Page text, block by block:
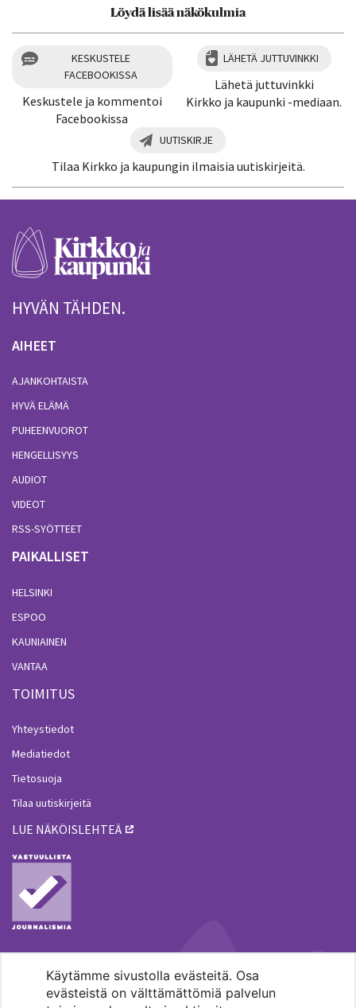
Käytämme sivustolla evästeitä. Osa
evästeistä on välttämättömiä palvelun
Löydä lisää näkökulmia
KESKUSTELE
FACEBOOKISSA
Keskustele ja kommentoi
Facebookissa
LÄHETÄ JUTTUVINKKI
Lähetä juttuvinkki
Kirkko ja kaupunki -mediaan.
UUTISKIRJE
Tilaa Kirkko ja kaupungin ilmaisia uutiskirjeitä.
HYVÄN TÄHDEN.
AIHEET
AJANKOHTAISTA
HYVÄ ELÄMÄ
PUHEENVUOROT
HENGELLISYYS
AUDIOT
VIDEOT
RSS-SYÖTTEET
PAIKALLISET
HELSINKI
ESPOO
KAUNIAINEN
VANTAA
TOIMITUS
Yhteystiedot
Mediatiedot
Tietosuoja
Tilaa uutiskirjeitä
LUE NÄKÖISLEHTEÄ
MENOHAKU